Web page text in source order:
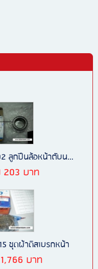
ลูกปืนล้อหน้าตับน...
203 บาท
ชุดผ้าดิสเบรกหน้า
บาท